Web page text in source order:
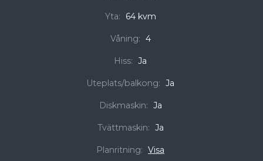
Yta: 64 kvm
Våning: 4
Hiss: Ja
Uteplats/balkong: Ja
Diskmaskin: Ja
Tvättmaskin: Ja
Planritning: Visa